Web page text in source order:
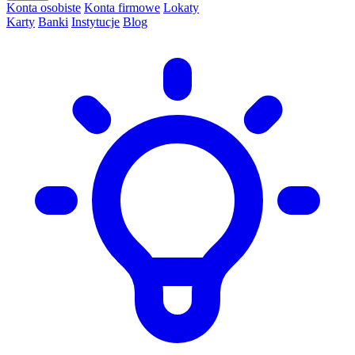
Konta osobiste Konta firmowe Lokaty
Karty Banki Instytucje Blog